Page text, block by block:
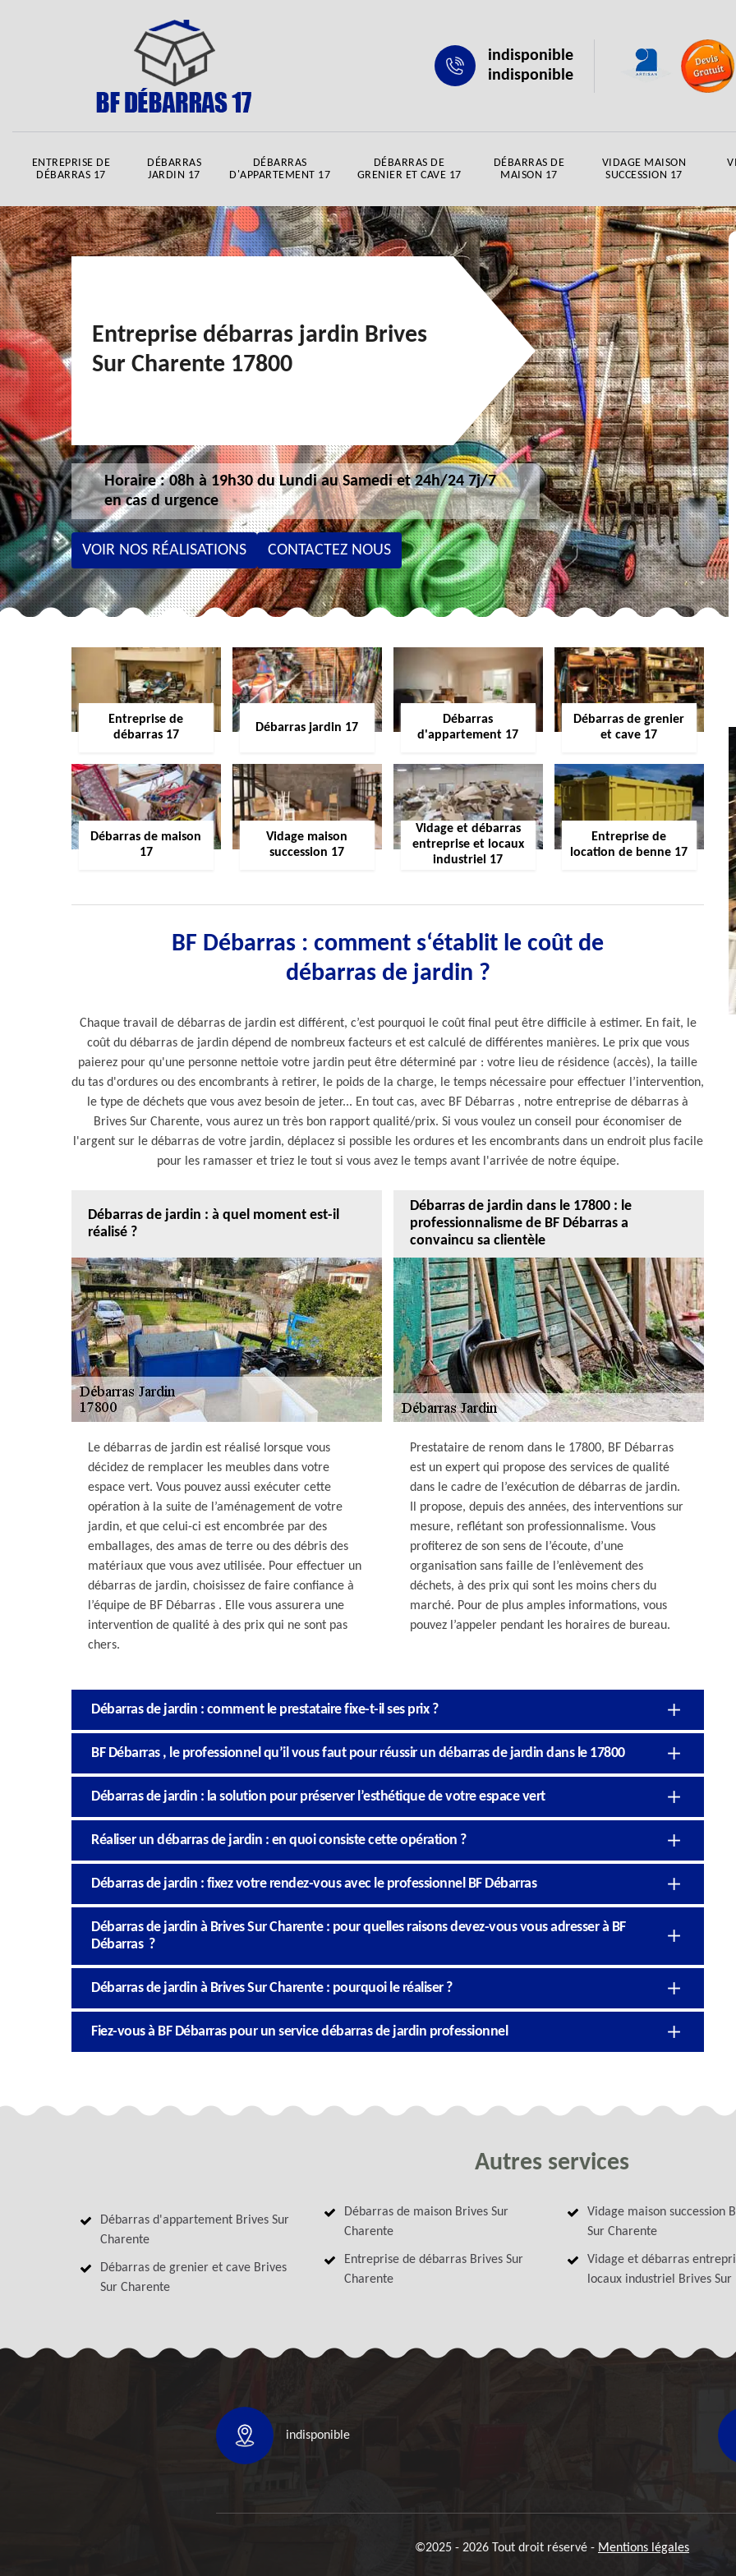
indisponible
indisponible
ENTREPRISE DE
DÉBARRAS 17
DÉBARRAS
JARDIN 17
DÉBARRAS
D'APPARTEMENT 17
DÉBARRAS DE
GRENIER ET CAVE 17
DÉBARRAS DE
MAISON 17
VIDAGE MAISON
SUCCESSION 17
Entreprise débarras jardin Brives
Sur Charente 17800
Horaire : 08h à 19h30 du Lundi au Samedi et 24h/24 7j/7
en cas d urgence
VOIR NOS RÉALISATIONS CONTACTEZ NOUS
Entreprise de
débarras 17
Débarras jardin 17
Débarras
d'appartement 17
Débarras de grenier
et cave 17
Débarras de maison
17
Vidage maison
succession 17
Vidage et débarras
entreprise et locaux
industriel 17
Entreprise de
location de benne 17
BF Débarras : comment s‘établit le coût de
débarras de jardin ?
Chaque travail de débarras de jardin est différent, c’est pourquoi le coût final peut être difficile à estimer. En fait, le
coût du débarras de jardin dépend de nombreux facteurs et est calculé de différentes manières. Le prix que vous
paierez pour qu'une personne nettoie votre jardin peut être déterminé par : votre lieu de résidence (accès), la taille
du tas d'ordures ou des encombrants à retirer, le poids de la charge, le temps nécessaire pour effectuer l’intervention,
le type de déchets que vous avez besoin de jeter... En tout cas, avec BF Débarras , notre entreprise de débarras à
Brives Sur Charente, vous aurez un très bon rapport qualité/prix. Si vous voulez un conseil pour économiser de
l'argent sur le débarras de votre jardin, déplacez si possible les ordures et les encombrants dans un endroit plus facile
pour les ramasser et triez le tout si vous avez le temps avant l'arrivée de notre équipe.
Débarras de jardin : à quel moment est-il
réalisé ?
Le débarras de jardin est réalisé lorsque vous
décidez de remplacer les meubles dans votre
espace vert. Vous pouvez aussi exécuter cette
opération à la suite de l’aménagement de votre
jardin, et que celui-ci est encombrée par des
emballages, des amas de terre ou des débris des
matériaux que vous avez utilisée. Pour effectuer un
débarras de jardin, choisissez de faire confiance à
l’équipe de BF Débarras . Elle vous assurera une
intervention de qualité à des prix qui ne sont pas
chers.
Débarras de jardin dans le 17800 : le
professionnalisme de BF Débarras a
convaincu sa clientèle
Prestataire de renom dans le 17800, BF Débarras
est un expert qui propose des services de qualité
dans le cadre de l’exécution de débarras de jardin.
Il propose, depuis des années, des interventions sur
mesure, reflétant son professionnalisme. Vous
profiterez de son sens de l’écoute, d’une
organisation sans faille de l’enlèvement des
déchets, à des prix qui sont les moins chers du
marché. Pour de plus amples informations, vous
pouvez l’appeler pendant les horaires de bureau.
Débarras de jardin : comment le prestataire fixe-t-il ses prix ?
BF Débarras , le professionnel qu’il vous faut pour réussir un débarras de jardin dans le 17800
Débarras de jardin : la solution pour préserver l’esthétique de votre espace vert
Réaliser un débarras de jardin : en quoi consiste cette opération ?
Débarras de jardin : fixez votre rendez-vous avec le professionnel BF Débarras
Débarras de jardin à Brives Sur Charente : pour quelles raisons devez-vous vous adresser à BF
Débarras ?
Débarras de jardin à Brives Sur Charente : pourquoi le réaliser ?
Fiez-vous à BF Débarras pour un service débarras de jardin professionnel
Autres services
Débarras d'appartement Brives Sur
Charente
Débarras de grenier et cave Brives
Sur Charente
Débarras de maison Brives Sur
Charente
Entreprise de débarras Brives Sur
Charente
Vidage maison succession
Sur Charente
Vidage et débarras
locaux industriel Brives Sur
indisponible
©2025 - 2026 Tout droit réservé - Mentions légales